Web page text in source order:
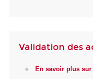
Validation des
En savoir plus